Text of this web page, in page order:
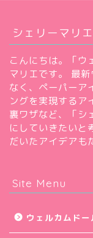
シェリーマリ
こんにちは。「ウ
マリエです。 最
なく、ペーパーア
ングを実現するア
裏ワザなど、「シ
にしていきたいと
だいたアイデアも
Site Menu
ウェルカムド